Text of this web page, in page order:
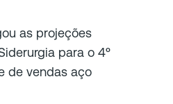
as projeções
para o 4º
de vendas aço